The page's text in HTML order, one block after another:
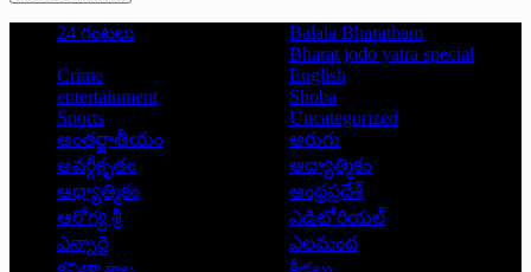
24 గంటలు
Balala Bharatham
Bharat jodo yatra special
Crime
English
entertainment
Shoba
Sports
Uncategorized
అంతర్జాతీయం
అరుగు
అవర్గీకృతం
ఆద్యాత్మికం
ఆధ్యాత్మికం
ఆంధ్రప్రదేశ్
ఆరోగ్య శ్రీ
ఎడిటోరియల్
ఎన్నారై
ఎలమంద